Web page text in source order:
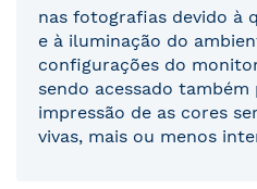
nas fotografias devido à
e à iluminação do
configurações do
sendo acessado também
impressão de as cores
vivas, mais ou menos